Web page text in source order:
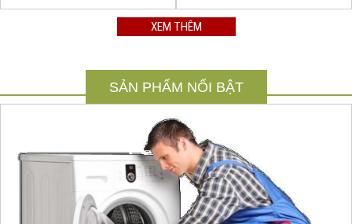
XEM THÊM
SẢN PHẨM NỔI BẬT